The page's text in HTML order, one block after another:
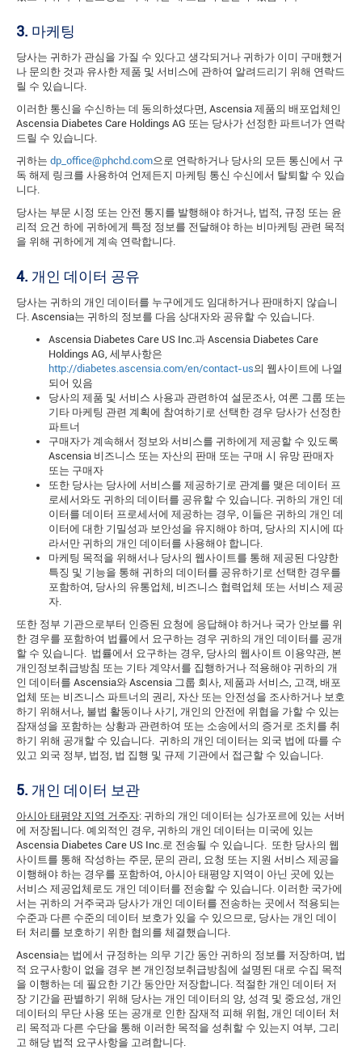
3. 마케팅
당사는 귀하가 관심을 가질 수 있다고 생각되거나 귀하가 이미 구매했거
나 문의한 것과 유사한 제품 및 서비스에 관하여 알려드리기 위해 연락드
릴 수 있습니다.
이러한 통신을 수신하는 데 동의하셨다면, Ascensia 제품의 배포업체인
Ascensia Diabetes Care Holdings AG 또는 당사가 선정한 파트너가 연락
드릴 수 있습니다.
귀하는 dp_office@phchd.com으로 연락하거나 당사의 모든 통신에서 구
독 해제 링크를 사용하여 언제든지 마케팅 통신 수신에서 탈퇴할 수 있습
니다.
당사는 부문 시정 또는 안전 통지를 발행해야 하거나, 법적, 규정 또는 윤
리적 요건 하에 귀하에게 특정 정보를 전달해야 하는 비마케팅 관련 목적
을 위해 귀하에게 계속 연락합니다.
4. 개인 데이터 공유
당사는 귀하의 개인 데이터를 누구에게도 임대하거나 판매하지 않습니
다. Ascensia는 귀하의 정보를 다음 상대자와 공유할 수 있습니다.
Ascensia Diabetes Care US Inc.과 Ascensia Diabetes Care
Holdings AG, 세부사항은
http://diabetes.ascensia.com/en/contact-us의 웹사이트에 나열
되어 있음
당사의 제품 및 서비스 사용과 관련하여 설문조사, 여론 그룹 또는
기타 마케팅 관련 계획에 참여하기로 선택한 경우 당사가 선정한
파트너
구매자가 계속해서 정보와 서비스를 귀하에게 제공할 수 있도록
Ascensia 비즈니스 또는 자산의 판매 또는 구매 시 유망 판매자
또는 구매자
또한 당사는 당사에 서비스를 제공하기로 관계를 맺은 데이터 프
로세서와도 귀하의 데이터를 공유할 수 있습니다. 귀하의 개인 데
이터를 데이터 프로세서에 제공하는 경우, 이들은 귀하의 개인 데
이터에 대한 기밀성과 보안성을 유지해야 하며, 당사의 지시에 따
라서만 귀하의 개인 데이터를 사용해야 합니다.
마케팅 목적을 위해서나 당사의 웹사이트를 통해 제공된 다양한
특징 및 기능을 통해 귀하의 데이터를 공유하기로 선택한 경우를
포함하여, 당사의 유통업체, 비즈니스 협력업체 또는 서비스 제공
자.
또한 정부 기관으로부터 인증된 요청에 응답해야 하거나 국가 안보를 위
한 경우를 포함하여 법률에서 요구하는 경우 귀하의 개인 데이터를 공개
할 수 있습니다. 법률에서 요구하는 경우, 당사의 웹사이트 이용약관, 본
개인정보취급방침 또는 기타 계약서를 집행하거나 적용해야 귀하의 개
인 데이터를 Ascensia와 Ascensia 그룹 회사, 제품과 서비스, 고객, 배포
업체 또는 비즈니스 파트너의 권리, 자산 또는 안전성을 조사하거나 보호
하기 위해서나, 불법 활동이나 사기, 개인의 안전에 위협을 가할 수 있는
잠재성을 포함하는 상황과 관련하여 또는 소송에서의 증거로 조치를 취
하기 위해 공개할 수 있습니다. 귀하의 개인 데이터는 외국 법에 따를 수
있고 외국 정부, 법정, 법 집행 및 규제 기관에서 접근할 수 있습니다.
5. 개인 데이터 보관
아시아 태평양 지역 거주자: 귀하의 개인 데이터는 싱가포르에 있는 서버
에 저장됩니다. 예외적인 경우, 귀하의 개인 데이터는 미국에 있는
Ascensia Diabetes Care US Inc.로 전송될 수 있습니다. 또한 당사의 웹
사이트를 통해 작성하는 주문, 문의 관리, 요청 또는 지원 서비스 제공을
이행해야 하는 경우를 포함하여, 아시아 태평양 지역이 아닌 곳에 있는
서비스 제공업체로도 개인 데이터를 전송할 수 있습니다. 이러한 국가에
서는 귀하의 거주국과 당사가 개인 데이터를 전송하는 곳에서 적용되는
수준과 다른 수준의 데이터 보호가 있을 수 있으므로, 당사는 개인 데이
터 처리를 보호하기 위한 협의를 체결했습니다.
Ascensia는 법에서 규정하는 의무 기간 동안 귀하의 정보를 저장하며, 법
적 요구사항이 없을 경우 본 개인정보취급방침에 설명된 대로 수집 목적
을 이행하는 데 필요한 기간 동안만 저장합니다. 적절한 개인 데이터 저
장 기간을 판별하기 위해 당사는 개인 데이터의 양, 성격 및 중요성, 개인
데이터의 무단 사용 또는 공개로 인한 잠재적 피해 위험, 개인 데이터 처
리 목적과 다른 수단을 통해 이러한 목적을 성취할 수 있는지 여부, 그리
고 해당 법적 요구사항을 고려합니다.